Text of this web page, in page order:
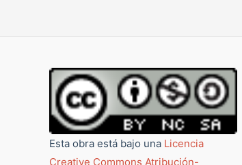
Esta obra está bajo una Licencia
Creative Commons Atribución-